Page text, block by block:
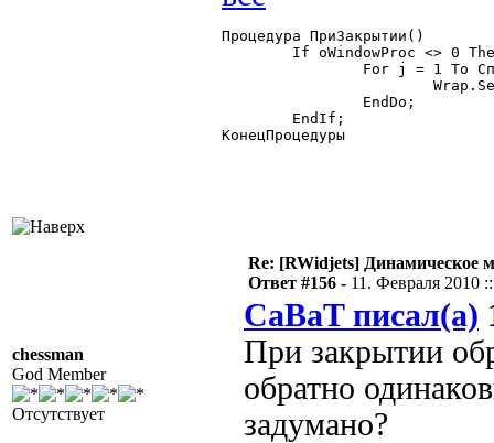
Процедура ПриЗакрытии()
КонецПроцедуры
chessman
God Member
Отсутствует
Re: [RWidjets] Динамическое
Ответ #156 - 11. Февраля 2010
CaBaT писал(а)
При закрытии
обратно
задумано?